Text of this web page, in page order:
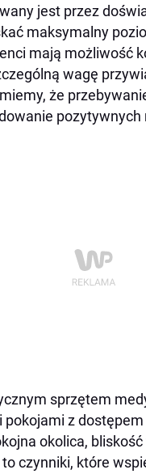
jest przez
maksymalny
mają możliwość
wagę
że
sprzętem
z dostępem
okolica,
czynniki, które